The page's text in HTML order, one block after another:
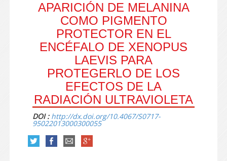
APARICIÓN DE MELANINA
COMO PIGMENTO
PROTECTOR EN EL
ENCÉFALO DE XENOPUS
LAEVIS PARA
PROTEGERLO DE LOS
EFECTOS DE LA
RADIACIÓN ULTRAVIOLETA
DOI : http://dx.doi.org/10.4067/S0717-
95022013000300055